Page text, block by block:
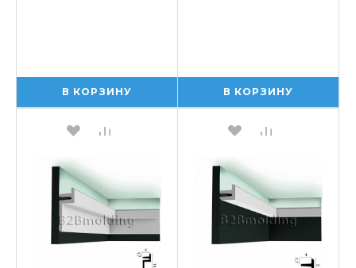
В КОРЗИНУ В КОРЗИНУ